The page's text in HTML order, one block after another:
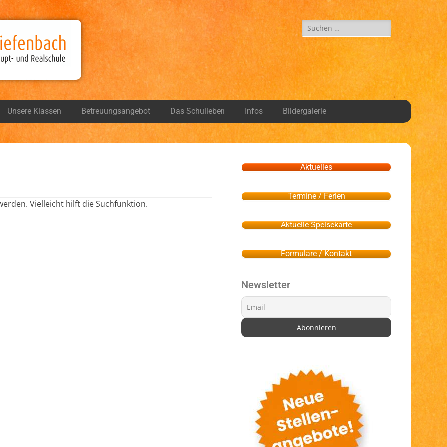
Unsere Klassen Betreuungsangebot Das Schulleben Infos Bildergalerie
Vielleicht hilft die Suchfunktion.
Aktuelles
Termine / Ferien
Aktuelle Speisekarte
Formulare / Kontakt
Newsletter